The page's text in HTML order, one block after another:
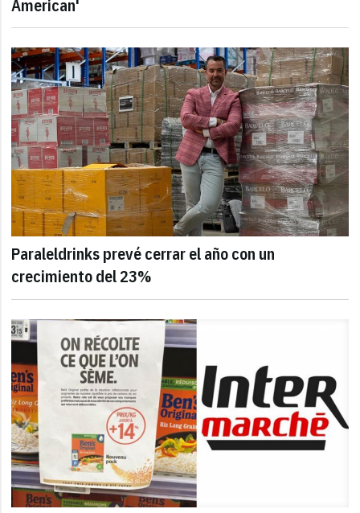
American'
Paraleldrinks prevé cerrar el año con un
crecimiento del 23%